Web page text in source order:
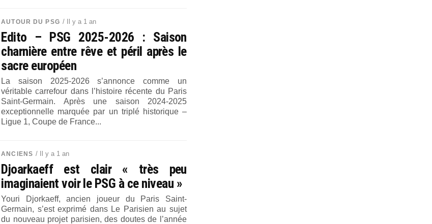
AUTOUR DU PSG / Il y a 1 an
Edito – PSG 2025-2026 : Saison
charnière entre rêve et péril après le
sacre européen
La saison 2025-2026 s’annonce comme un
véritable carrefour dans l’histoire récente du Paris
Saint-Germain. Après une saison 2024-2025
exceptionnelle marquée par un triplé historique –
Ligue 1, Coupe de France...
ANCIENS / Il y a 1 an
Djoarkaeff est clair « très peu
imaginaient voir le PSG à ce niveau »
Youri Djorkaeff, ancien joueur du Paris Saint-
Germain, s’est exprimé dans Le Parisien au sujet
du nouveau projet parisien, des doutes de l’année